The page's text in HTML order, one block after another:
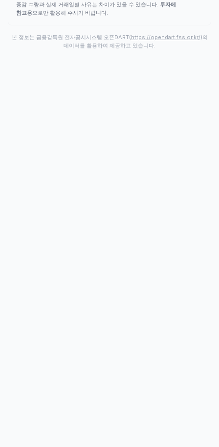
증감 수량과 실제 거래일별 사유는 차이가 있을 수 있습니다. 투자에
참고용으로만 활용해 주시기 바랍니다.
본 정보는 금융감독원 전자공시시스템 오픈DART(https://opendart.fss.or.kr/)의
데이터를 활용하여 제공하고 있습니다.